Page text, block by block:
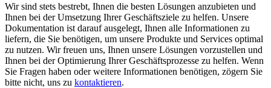
Wir sind stets bestrebt, Ihnen die besten Lösungen anzubieten und
Ihnen bei der Umsetzung Ihrer Geschäftsziele zu helfen. Unsere
Dokumentation ist darauf ausgelegt, Ihnen alle Informationen zu
liefern, die Sie benötigen, um unsere Produkte und Services optimal
zu nutzen. Wir freuen uns, Ihnen unsere Lösungen vorzustellen und
Ihnen bei der Optimierung Ihrer Geschäftsprozesse zu helfen. Wenn
Sie Fragen haben oder weitere Informationen benötigen, zögern Sie
bitte nicht, uns zu kontaktieren.